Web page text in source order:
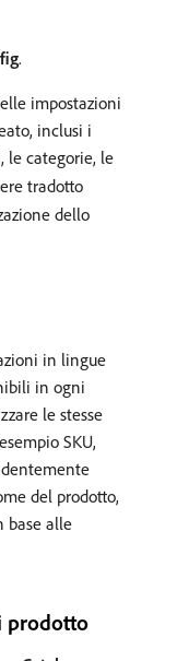
.
impostazioni
inclusi i
le categorie, le
tradotto
dello
in lingue
in ogni
le stesse
SKU,
del prodotto,
base alle
prodotto